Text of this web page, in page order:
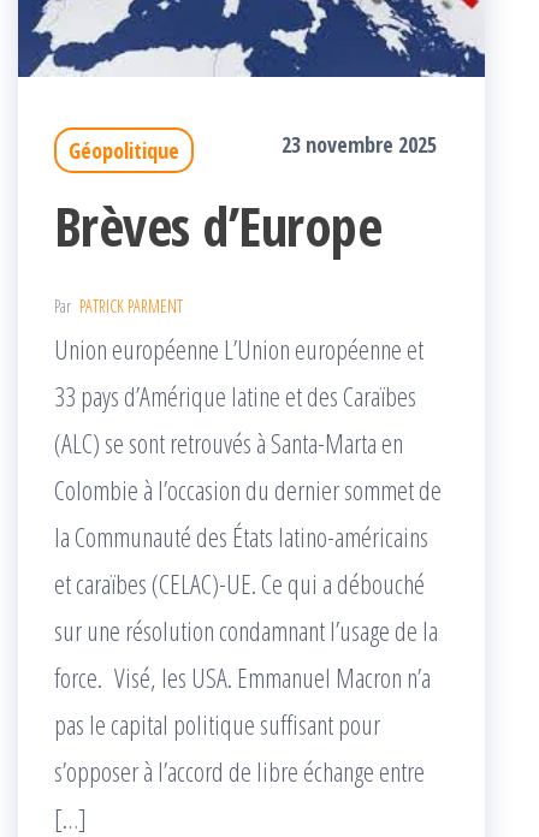
Géopolitique 23 novembre 2025
Brèves d’Europe
Par PATRICK PARMENT
Union européenne L’Union européenne et
33 pays d’Amérique latine et des Caraïbes
(ALC) se sont retrouvés à Santa-Marta en
Colombie à l’occasion du dernier sommet de
la Communauté des États latino-américains
et caraïbes (CELAC)-UE. Ce qui a débouché
sur une résolution condamnant l’usage de la
force. Visé, les USA. Emmanuel Macron n’a
pas le capital politique suffisant pour
s’opposer à l’accord de libre échange entre
[…]